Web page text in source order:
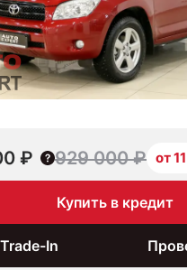
₽ 929 000 ₽ от
Купить в кредит
Trade-In